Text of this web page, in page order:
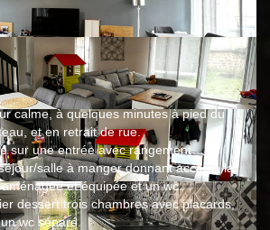
calme, à quelques minutes à pied du
et en retrait de rue.
sur une entrée avec rangement
salle à manger donnant accès à la
et équipée et un wc.
dessert trois chambres avec placards,
wc séparé.